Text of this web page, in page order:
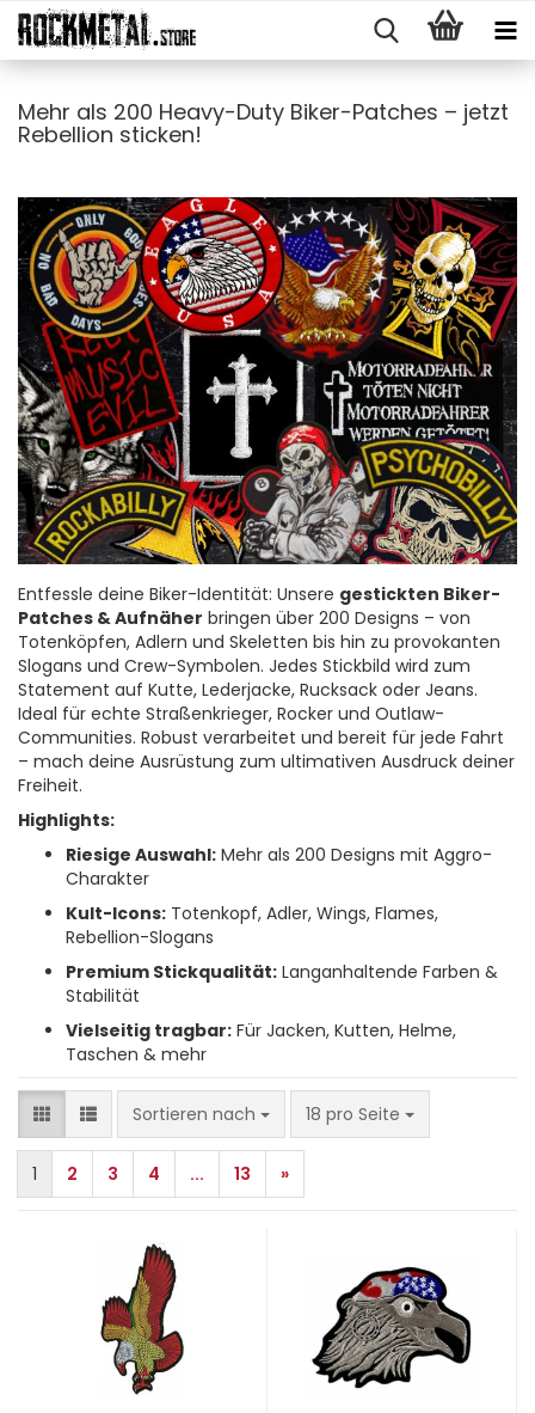
Mehr als 200 Heavy-Duty Biker-Patches – jetzt
Rebellion sticken!
Entfessle deine Biker-Identität: Unsere gestickten Biker-
Patches & Aufnäher bringen über 200 Designs – von
Totenköpfen, Adlern und Skeletten bis hin zu provokanten
Slogans und Crew-Symbolen. Jedes Stickbild wird zum
Statement auf Kutte, Lederjacke, Rucksack oder Jeans.
Ideal für echte Straßenkrieger, Rocker und Outlaw-
Communities. Robust verarbeitet und bereit für jede Fahrt
– mach deine Ausrüstung zum ultimativen Ausdruck deiner
Freiheit.
Highlights:
Riesige Auswahl: Mehr als 200 Designs mit Aggro-
Charakter
Kult-Icons: Totenkopf, Adler, Wings, Flames,
Rebellion-Slogans
Premium Stickqualität: Langanhaltende Farben &
Stabilität
Vielseitig tragbar: Für Jacken, Kutten, Helme,
Taschen & mehr
Sortieren nach
Sortieren nach 18 pro Seite
pro Seite
1 2 3 4 ... 13 »